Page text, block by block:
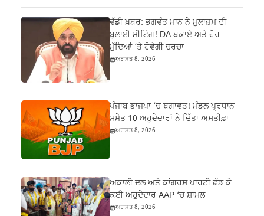
ਵੱਡੀ ਖ਼ਬਰ: ਭਗਵੰਤ ਮਾਨ ਨੇ ਮੁਲਾਜ਼ਮ ਦੀ
ਬੁਲਾਈ ਮੀਟਿੰਗ! DA ਬਕਾਏ ਅਤੇ ਹੋਰ
ਮੁੱਦਿਆਂ ‘ਤੇ ਹੋਵੇਗੀ ਚਰਚਾ
ਅਗਸਤ 8, 2026
ਪੰਜਾਬ ਭਾਜਪਾ ‘ਚ ਬਗਾਵਤ! ਮੰਡਲ ਪ੍ਰਧਾਨ
ਸਮੇਤ 10 ਅਹੁਦੇਦਾਰਾਂ ਨੇ ਦਿੱਤਾ ਅਸਤੀਫ਼ਾ
ਅਗਸਤ 8, 2026
ਅਕਾਲੀ ਦਲ ਅਤੇ ਕਾਂਗਰਸ ਪਾਰਟੀ ਛੱਡ ਕੇ
ਕਈ ਅਹੁਦੇਦਾਰ AAP ‘ਚ ਸ਼ਾਮਲ
ਅਗਸਤ 8, 2026